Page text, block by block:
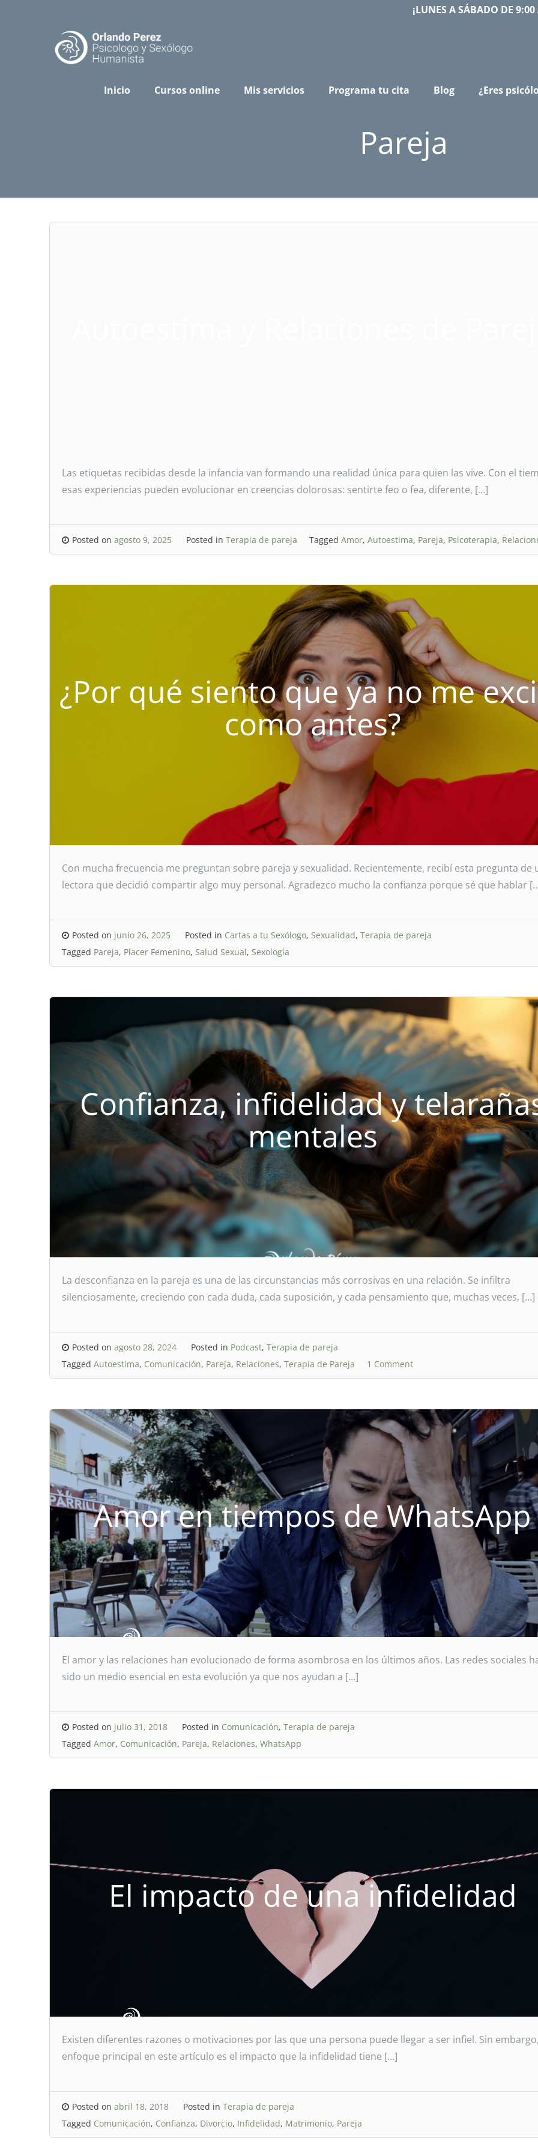
¡LUNES A SÁBADO DE
Inicio Cursos online Mis servicios Programa tu cita Blog ¿Eres
Pareja
Las etiquetas recibidas desde la infancia van formando una realidad única para quien las vive. Con el
esas experiencias pueden evolucionar en creencias dolorosas: sentirte feo o fea, diferente, […]
Posted on agosto 9, 2025 Posted in Terapia de pareja Tagged Amor, Autoestima, Pareja, Psicoterapia,
¿Por qué siento que ya no me
como antes?
Con mucha frecuencia me preguntan sobre pareja y sexualidad. Recientemente, recibí esta pregunta de
lectora que decidió compartir algo muy personal. Agradezco mucho la confianza porque sé que hablar
Posted on junio 26, 2025 Posted in Cartas a tu Sexólogo, Sexualidad, Terapia de pareja
Tagged Pareja, Placer Femenino, Salud Sexual, Sexología
Confianza, infidelidad y
mentales
La desconfianza en la pareja es una de las circunstancias más corrosivas en una relación. Se infiltra
silenciosamente, creciendo con cada duda, cada suposición, y cada pensamiento que, muchas veces, […]
Posted on agosto 28, 2024 Posted in Podcast, Terapia de pareja
Tagged Autoestima, Comunicación, Pareja, Relaciones, Terapia de Pareja 1 Comment
Amor en tiempos de WhatsApp
El amor y las relaciones han evolucionado de forma asombrosa en los últimos años. Las redes sociales
sido un medio esencial en esta evolución ya que nos ayudan a […]
Posted on julio 31, 2018 Posted in Comunicación, Terapia de pareja
Tagged Amor, Comunicación, Pareja, Relaciones, WhatsApp
El impacto de una infidelidad
Existen diferentes razones o motivaciones por las que una persona puede llegar a ser infiel. Sin
enfoque principal en este artículo es el impacto que la infidelidad tiene […]
Posted on abril 18, 2018 Posted in Terapia de pareja
Tagged Comunicación, Confianza, Divorcio, Infidelidad, Matrimonio, Pareja